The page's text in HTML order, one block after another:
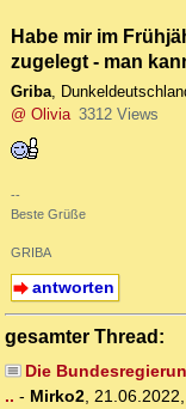
Habe mir im
zugelegt - man
Griba,
@ Olivia 3312 Views
--
Beste Grüße
GRIBA
antworten
gesamter Thread:
Die
.. - Mirko2,